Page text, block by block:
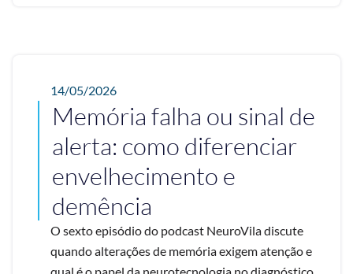
14/05/2026
Memória falha ou sinal de
alerta: como diferenciar
envelhecimento e
demência
O sexto episódio do podcast NeuroVila discute
quando alterações de memória exigem atenção e